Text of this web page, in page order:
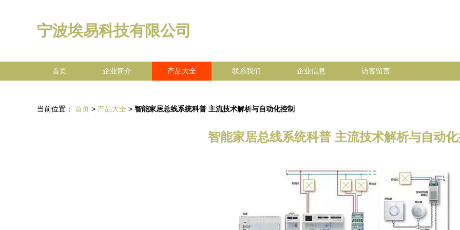
宁波埃易科技有限公司
首页 企业简介 产品大全 联系我们 企业信息 访客留言
当前位置： 首页 > 产品大全 > 智能家居总线系统科普 主流技术解析与自动化控制
智能家居总线系统科普 主流技术解析与自动